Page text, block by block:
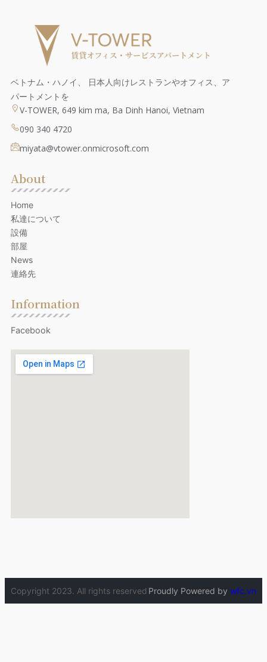
ベトナム・ハノイ、 日本人向けレストランやオフィス、ア
パートメントを
V-TOWER, 649 kim ma, Ba Dinh Hanoi, Vietnam
090 340 4720
miyata@vtower.onmicrosoft.com
About
Home
私達について
設備
部屋
News
連絡先
Information
Facebook
Copyright 2023. All rights reserved Proudly Powered by wfc.vn